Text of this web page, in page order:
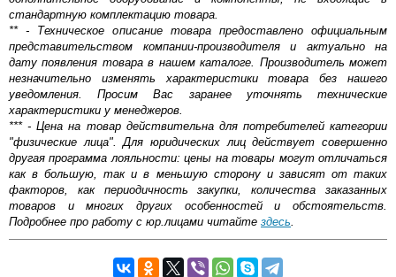
стандартную комплектацию товара.
** - Техническое описание товара предоставлено официальным
представительством компании-производителя и актуально на
дату появления товара в нашем каталоге. Производитель может
незначительно изменять характеристики товара без нашего
уведомления. Просим Вас заранее уточнять технические
характеристики у менеджеров.
*** - Цена на товар действительна для потребителей категории
"физические лица". Для юридических лиц действует совершенно
другая программа лояльности: цены на товары могут отличаться
как в большую, так и в меньшую сторону и зависят от таких
факторов, как периодичность закупки, количества заказанных
товаров и многих других особенностей и обстоятельств.
Подробнее про работу с юр.лицами читайте здесь.
Полотенцесушитель является неотъемлемым атрибутом